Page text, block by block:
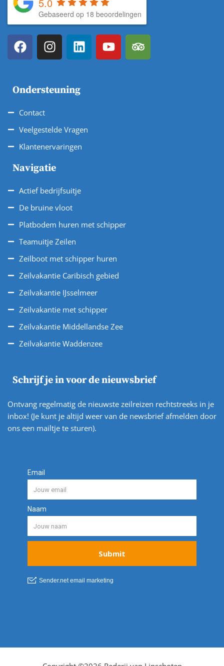
5.0
Gebaseerd op 18 beoordelingen
Ondersteuning
Contact
Veelgestelde Vragen
Klantenervaringen
Navigatie
Actief bedrijfsuitje
De bruine vloot
Platbodem huren met schipper
Teamuitje Zeilen
Zeilboot met schipper huren
Zeilvakantie Caribisch gebied
Zeilvakantie IJsselmeer
Zeilvakantie met schipper
Zeilvakantie Middellandse Zee
Zeilvakantie Waddenzee
Schrijf je in voor de nieuwsbrief
Ontvang regelmatig de nieuwste zeilreizen rechtstreeks in je
inbox! (Je kunt je altijd weer van de newsbrief afmelden door
ons een mailtje te sturen).